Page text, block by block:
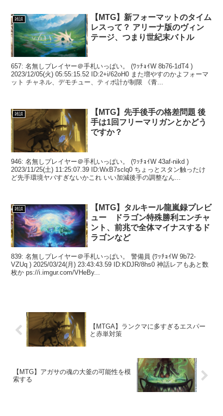
雑談
【MTG】新フォーマットのタイム
レスって？ アリーナ版のヴィン
テージ、つまり世紀末バトル
657: 名無しプレイヤー＠手札いっぱい。 (ﾜｯﾁｮｲW 8b76-1dT4 )
2023/12/05(火) 05:55:15.52 ID:2+i/62oH0 また増やすのかよフォーマ
ット チャネル、デモチュー、ティボ計が制限 《青...
雑談
【MTG】先手後手の格差問題 後
手は1回フリーマリガンとかどう
ですか？
946: 名無しプレイヤー＠手札いっぱい。 (ﾜｯﾁｮｲW 43af-nikd )
2023/11/25(土) 11:25:07.39 ID:WxB7sclq0 ちょっとスタン触ったけ
ど先手環境ヤバすぎないかこれ いい加減後手の調整なん...
雑談
【MTG】タルキール龍嵐録プレビ
ュー ドラゴン特殊勝利エンチャ
ント、前兆で全体マイナスするド
ラゴンなど
839: 名無しプレイヤー＠手札いっぱい。 警備員 (ﾜｯﾁｮｲW 9b72-
VZUq ) 2025/03/24(月) 23:43:43.59 ID:KDJR/8hs0 神話レアもあと数
枚か ps://i.imgur.com/VHeBy...
【MTGA】ランクマに多すぎるエスパー
と赤単対策
【MTG】アガサの魂の大釜の可能性を模
索する